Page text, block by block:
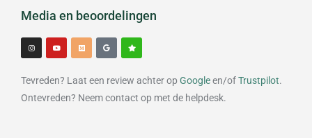
Media en beoordelingen
I
n
s
t
r
m
Y
o
t
e
M
e
d
i
G
o
o
g
S
t
a
r
Tevreden? Laat een review achter op Googleen/ofTrustpilot.
Ontevreden? Neem contact op met de helpdesk.